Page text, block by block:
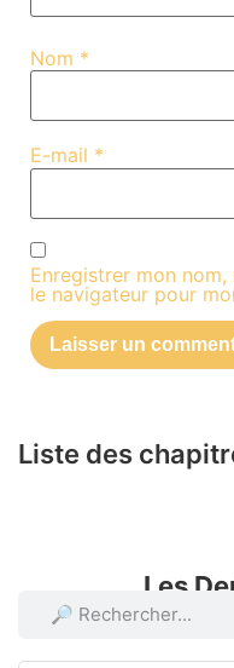
Liste des
Nom *
E-mail *
Enregistrer mon
le navigateur pour
Les